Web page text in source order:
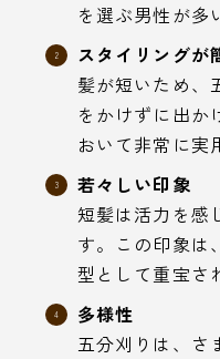
を選ぶ男性が多
スタイリングが
髪が短いため、
をかけずに出か
おいて非常に実
若々しい印象
短髪は活力を感
す。この印象は
型として重宝さ
多様性
五分刈りは、さ